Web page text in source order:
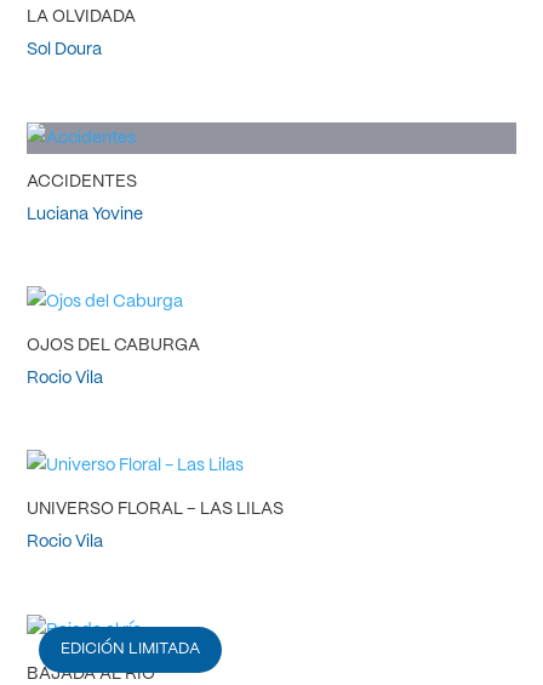
LA OLVIDADA
Sol Doura
ACCIDENTES
Luciana Yovine
OJOS DEL CABURGA
Rocio Vila
UNIVERSO FLORAL – LAS LILAS
Rocio Vila
EDICIÓN LIMITADA
BAJADA AL RÍO